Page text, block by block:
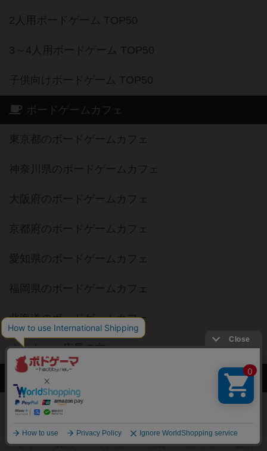
2人用ボードゲーム TOP50
3～4人用ボードゲーム TOP50
子供向けボードゲーム TOP50
ボードゲームカフェ
東京都のボードゲームカフェ
神奈川県のボードゲームカフェ
大阪府のボードゲームカフェ
京都府のボードゲームカフェ
愛知県のボードゲームカフェ
福岡県のボードゲームカフェ
北海道のボードゲームカフェ
オーナー・店長の方へ
運営者情報
ご利用規約
個人情報保護方針